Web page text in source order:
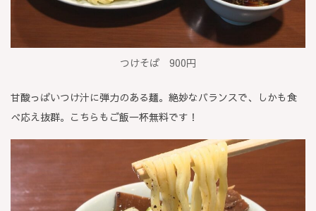
つけそば 900円
甘酸っぱいつけ汁に弾力のある麺。絶妙なバランスで、しかも食
べ応え抜群。こちらもご飯一杯無料です！